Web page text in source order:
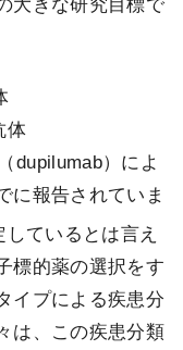
大きな研究目標で
体
dupilumab）によ
に報告されていま
ているとは言え
標的薬の選択をす
イプによる疾患分
は、この疾患分類